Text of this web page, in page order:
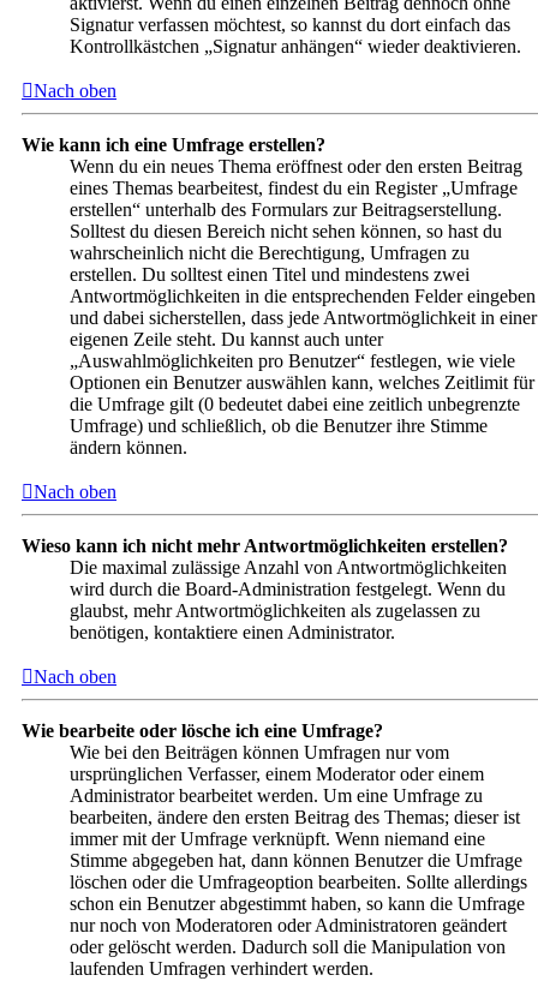
Signatur verfassen möchtest, so kannst du dort einfach das
Kontrollkästchen „Signatur anhängen“ wieder deaktivieren.
Nach oben
Wie kann ich eine Umfrage erstellen?
Wenn du ein neues Thema eröffnest oder den ersten Beitrag
eines Themas bearbeitest, findest du ein Register „Umfrage
erstellen“ unterhalb des Formulars zur Beitragserstellung.
Solltest du diesen Bereich nicht sehen können, so hast du
wahrscheinlich nicht die Berechtigung, Umfragen zu
erstellen. Du solltest einen Titel und mindestens zwei
Antwortmöglichkeiten in die entsprechenden Felder eingeben
und dabei sicherstellen, dass jede Antwortmöglichkeit in einer
eigenen Zeile steht. Du kannst auch unter
„Auswahlmöglichkeiten pro Benutzer“ festlegen, wie viele
Optionen ein Benutzer auswählen kann, welches Zeitlimit für
die Umfrage gilt (0 bedeutet dabei eine zeitlich unbegrenzte
Umfrage) und schließlich, ob die Benutzer ihre Stimme
ändern können.
Nach oben
Wieso kann ich nicht mehr Antwortmöglichkeiten erstellen?
Die maximal zulässige Anzahl von Antwortmöglichkeiten
wird durch die Board-Administration festgelegt. Wenn du
glaubst, mehr Antwortmöglichkeiten als zugelassen zu
benötigen, kontaktiere einen Administrator.
Nach oben
Wie bearbeite oder lösche ich eine Umfrage?
Wie bei den Beiträgen können Umfragen nur vom
ursprünglichen Verfasser, einem Moderator oder einem
Administrator bearbeitet werden. Um eine Umfrage zu
bearbeiten, ändere den ersten Beitrag des Themas; dieser ist
immer mit der Umfrage verknüpft. Wenn niemand eine
Stimme abgegeben hat, dann können Benutzer die Umfrage
löschen oder die Umfrageoption bearbeiten. Sollte allerdings
schon ein Benutzer abgestimmt haben, so kann die Umfrage
nur noch von Moderatoren oder Administratoren geändert
oder gelöscht werden. Dadurch soll die Manipulation von
laufenden Umfragen verhindert werden.